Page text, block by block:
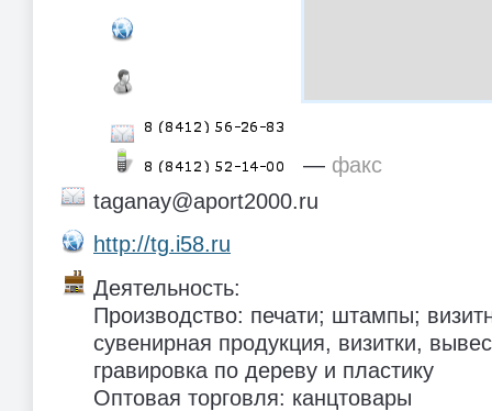
— факс
taganay@aport2000.ru
http://tg.i58.ru
Деятельность:
Производство: печати; штампы;
сувенирная продукция, визитки,
гравировка по дереву и пластику
Оптовая торговля: канцтовары